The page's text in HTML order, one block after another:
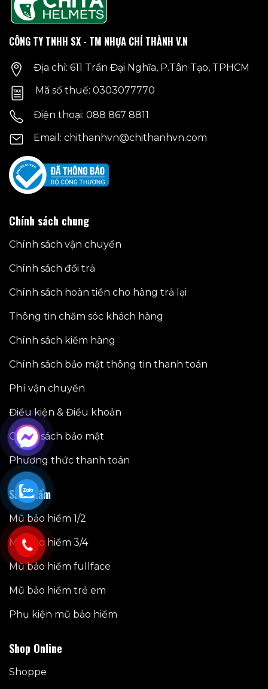
Các
tùy
có
được
trên
sản
phẩm
CÔNG TY TNHH SX - TM NHỰA CHÍ THÀNH V.N
Địa chỉ: 611 Trần Đại Nghĩa, P.Tân Tạo, TPHCM
Mã số thuế: 0303077770
Điện thoại: 088 867 8811
Email: chithanhvn@chithanhvn.com
Chính sách chung
Chính sách vận chuyển
Chính sách đổi trả
Chính sách hoàn tiền cho hàng trả lại
Thông tin chăm sóc khách hàng
Chính sách kiểm hàng
Chính sách bảo mật thông tin thanh toán
Phí vận chuyển
Điều kiện & Điều khoản
Chính sách bảo mật
Phương thức thanh toán
Sản phẩm
Mũ bảo hiểm 1/2
Mũ bảo hiểm 3/4
Mũ bảo hiểm fullface
Mũ bảo hiểm trẻ em
Phụ kiện mũ bảo hiểm
Shop Online
Shoppe